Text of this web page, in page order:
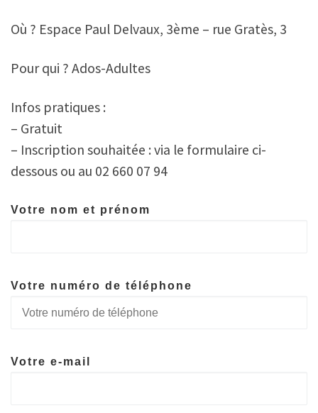
Où ? Espace Paul Delvaux, 3ème – rue Gratès, 3
Pour qui ? Ados-Adultes
Infos pratiques :
– Gratuit
– Inscription souhaitée : via le formulaire ci-
dessous ou au 02 660 07 94
Votre nom et prénom
Votre numéro de téléphone
Votre e-mail